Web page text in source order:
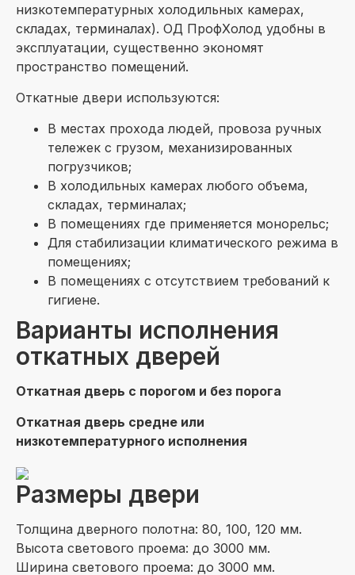
низкотемпературных холодильных камерах,
складах, терминалах). ОД ПрофХолод удобны в
эксплуатации, существенно экономят
пространство помещений.
Откатные двери используются:
В местах прохода людей, провоза ручных
тележек с грузом, механизированных
погрузчиков;
В холодильных камерах любого объема,
складах, терминалах;
В помещениях где применяется монорельс;
Для стабилизации климатического режима в
помещениях;
В помещениях с отсутствием требований к
гигиене.
Варианты исполнения
откатных дверей
Откатная дверь с порогом и без порога
Откатная дверь средне или
низкотемпературного исполнения
Размеры двери
Толщина дверного полотна: 80, 100, 120 мм.
Высота светового проема: до 3000 мм.
Ширина светового проема: до 3000 мм.